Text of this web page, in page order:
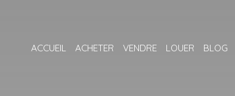
ACCUEIL ACHETER VENDRE LOUER BLOG